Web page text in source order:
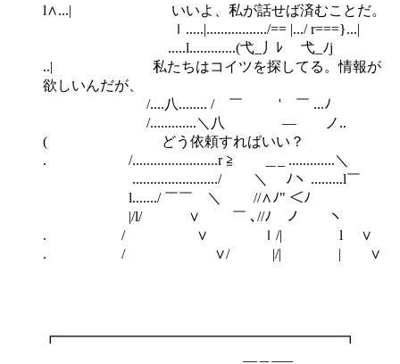
l∧...| いいよ、私が話せば済むことだ。
ｌ.....|................./== |.../ r===}...|
.....l.............(弋_丿ﾚ 弋_ﾉj
..| 私たちはコイツを探してる。情報が
欲しいんだが、
/....八........ / ￣ ' ￣ ...ﾉ
/.............＼八 ― ノ..
( どう依頼すればいい？
. /........................r ≧ ＿_ .............＼
......................../ ＼ ﾉヽ .........l￣
l......./ ￣￣ ＼ //∧ﾉ" ＜ﾉ
|/l/ ∨ ￣ ､//ﾉ ノ ヽ
. / ∨ ｌ/| l ∨
. / ∨/ |/| | ∨
┏━━━━━━━━━━━━━━━━━━━━┓